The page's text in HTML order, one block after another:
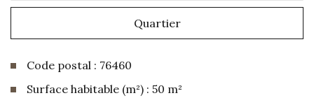
Quartier
Code postal : 76460
Surface habitable (m²) : 50 m²